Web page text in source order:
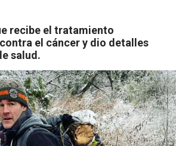
a
recibe el tratamiento
el cáncer y dio detalles
salud.